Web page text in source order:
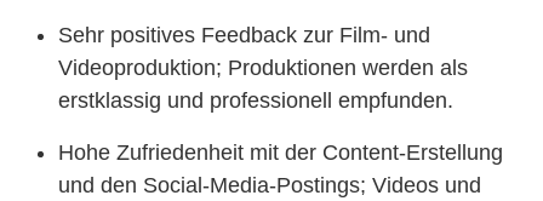
Sehr positives Feedback zur Film- und
Videoproduktion; Produktionen werden als
erstklassig und professionell empfunden.
Hohe Zufriedenheit mit der Content-Erstellung
und den Social-Media-Postings; Videos und